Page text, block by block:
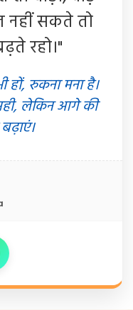
नहीं सकते तो
रहो।"
हों, रुकना मना है।
लेकिन आगे की